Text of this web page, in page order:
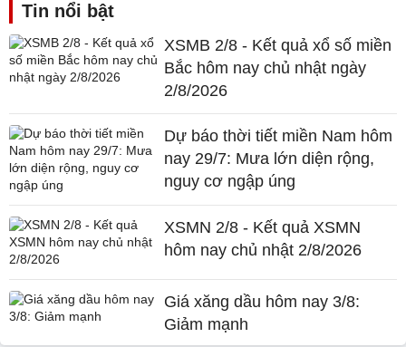
Tin nổi bật
XSMB 2/8 - Kết quả xổ số miền
Bắc hôm nay chủ nhật ngày
2/8/2026
Dự báo thời tiết miền Nam hôm
nay 29/7: Mưa lớn diện rộng,
nguy cơ ngập úng
XSMN 2/8 - Kết quả XSMN
hôm nay chủ nhật 2/8/2026
Giá xăng dầu hôm nay 3/8:
Giảm mạnh